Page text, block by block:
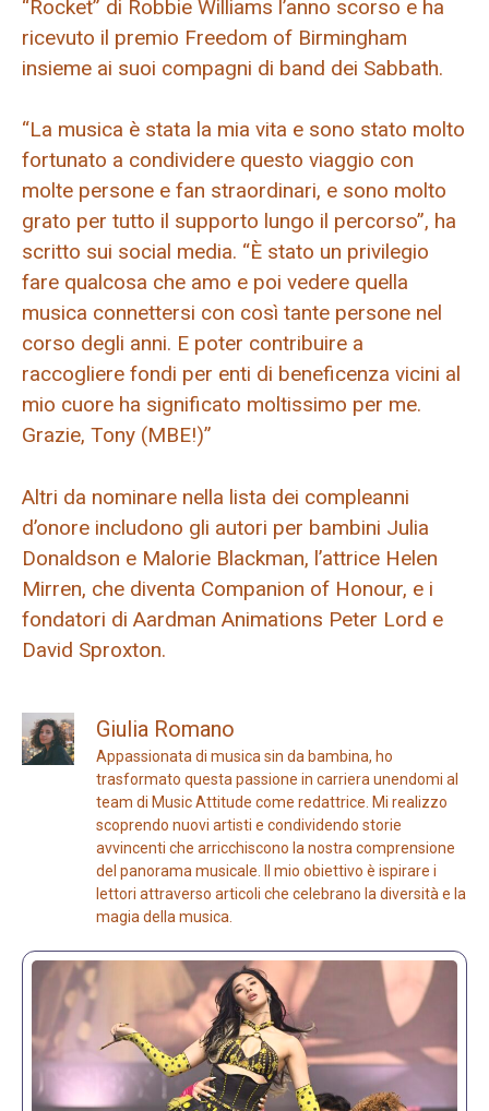
“Rocket” di Robbie Williams l’anno scorso e ha
ricevuto il premio Freedom of Birmingham
insieme ai suoi compagni di band dei Sabbath.
“La musica è stata la mia vita e sono stato molto
fortunato a condividere questo viaggio con
molte persone e fan straordinari, e sono molto
grato per tutto il supporto lungo il percorso”, ha
scritto sui social media. “È stato un privilegio
fare qualcosa che amo e poi vedere quella
musica connettersi con così tante persone nel
corso degli anni. E poter contribuire a
raccogliere fondi per enti di beneficenza vicini al
mio cuore ha significato moltissimo per me.
Grazie, Tony (MBE!)”
Altri da nominare nella lista dei compleanni
d’onore includono gli autori per bambini Julia
Donaldson e Malorie Blackman, l’attrice Helen
Mirren, che diventa Companion of Honour, e i
fondatori di Aardman Animations Peter Lord e
David Sproxton.
Giulia Romano
Appassionata di musica sin da bambina, ho
trasformato questa passione in carriera unendomi al
team di Music Attitude come redattrice. Mi realizzo
scoprendo nuovi artisti e condividendo storie
avvincenti che arricchiscono la nostra comprensione
del panorama musicale. Il mio obiettivo è ispirare i
lettori attraverso articoli che celebrano la diversità e la
magia della musica.